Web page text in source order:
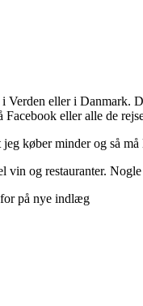
eller i
eller alle de
køber minder og så
og restauranter.
på nye indlæg